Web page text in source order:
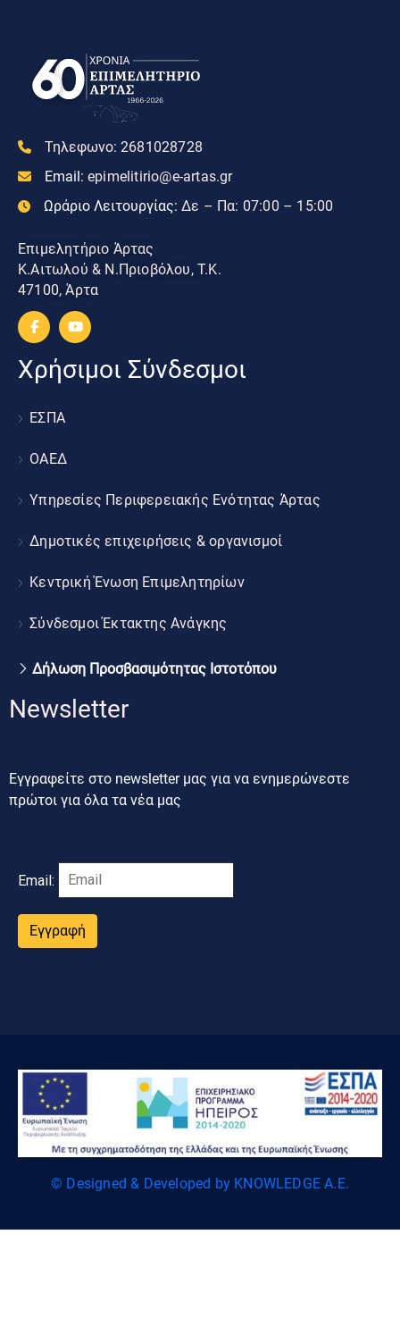
Τηλεφωνο: 2681028728
Email: epimelitirio@e-artas.gr
Ωράριο Λειτουργίας: Δε – Πα: 07:00 – 15:00
Επιμελητήριο Άρτας
Κ.Αιτωλού & Ν.Πριοβόλου, Τ.Κ.
47100, Άρτα
Χρήσιμοι Σύνδεσμοι
ΕΣΠΑ
ΟΑΕΔ
Υπηρεσίες Περιφερειακής Ενότητας Άρτας
Δημοτικές επιχειρήσεις & οργανισμοί
Κεντρική Ένωση Επιμελητηρίων
Σύνδεσμοι Έκτακτης Ανάγκης
Δήλωση Προσβασιμότητας Ιστοτόπου
Newsletter
Εγγραφείτε στο newsletter μας για να ενημερώνεστε
πρώτοι για όλα τα νέα μας
Email:
Εγγραφή
© Designed & Developed by KNOWLEDGE A.E.